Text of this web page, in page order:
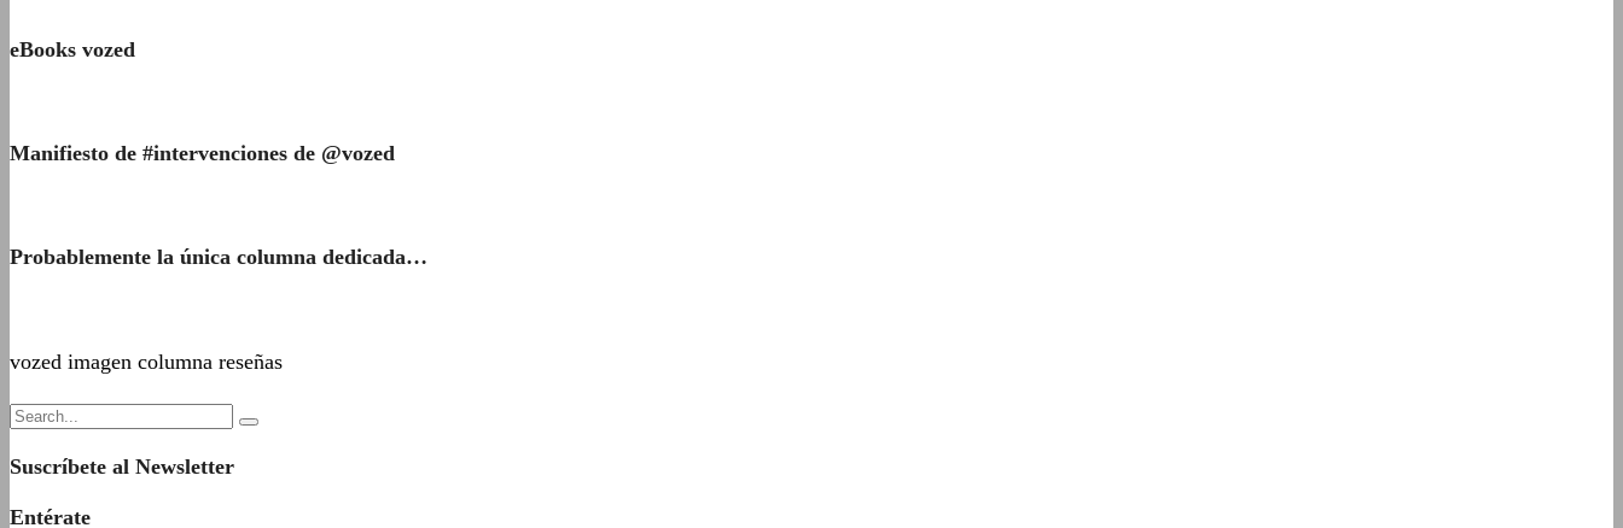
eBooks vozed
Manifiesto de #intervenciones de @vozed
Probablemente la única columna dedicada…
vozed imagen columna reseñas
Suscríbete al Newsletter
Entérate